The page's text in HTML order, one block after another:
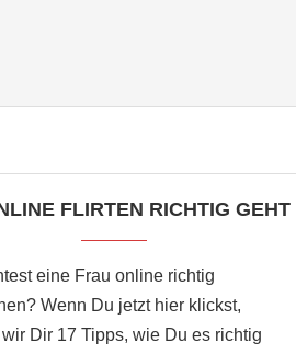
FLIRTEN RICHTIG GEHT
eine Frau online richtig
Wenn Du jetzt hier klickst,
Dir 17 Tipps, wie Du es richtig